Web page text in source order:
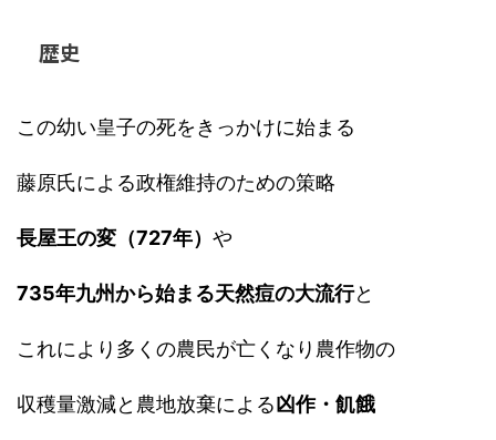
歴史
この幼い皇子の死をきっかけに始まる
藤原氏による政権維持のための策略
長屋王の変（727年） や
735年九州から始まる天然痘の大流行と
これにより多くの農民が亡くなり農作物の
収穫量激減と農地放棄による凶作・飢餓